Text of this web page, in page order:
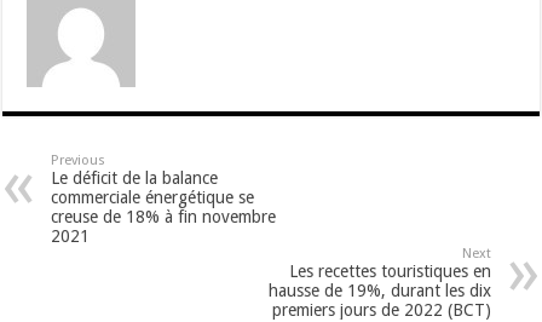
Previous
Le déficit de la balance
commerciale énergétique se
creuse de 18% à fin novembre
2021
Next
Les recettes touristiques en
hausse de 19%, durant les dix
premiers jours de 2022 (BCT)